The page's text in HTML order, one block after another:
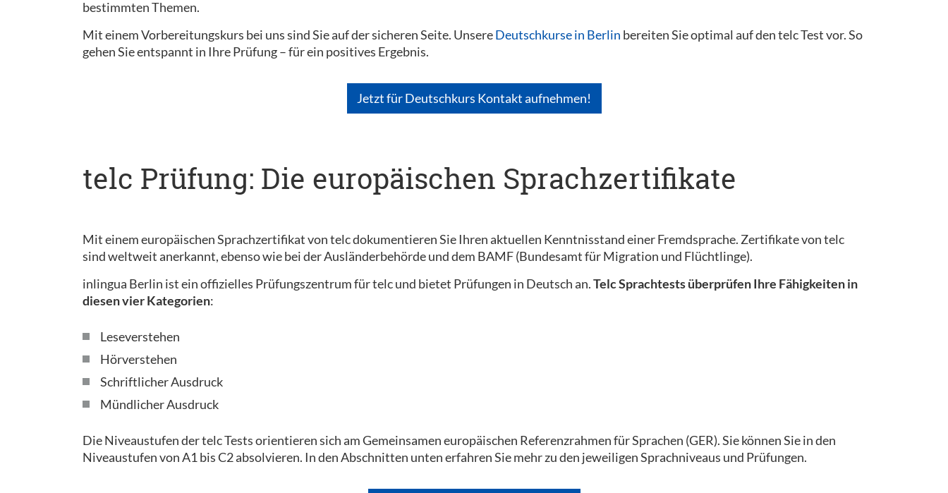
bestimmten Themen.
Mit einem Vorbereitungskurs bei uns sind Sie auf der sicheren Seite. UnsereDeutschkurse in Berlin bereiten Sie optimal auf den telc Test vor. So
gehen Sie entspannt in Ihre Prüfung – für ein positives Ergebnis.
Jetzt für Deutschkurs Kontakt aufnehmen!
telc Prüfung: Die europäischen Sprachzertifikate
Mit einem europäischen Sprachzertifikat von telc dokumentieren Sie Ihren aktuellen Kenntnisstand einer Fremdsprache. Zertifikate von telc
sind weltweit anerkannt, ebenso wie bei der Ausländerbehörde und dem BAMF (Bundesamt für Migration und Flüchtlinge).
inlingua Berlin ist ein offizielles Prüfungszentrum für telc und bietet Prüfungen in Deutsch an.Telc Sprachtests überprüfen Ihre Fähigkeiten in
diesen vier Kategorien:
Leseverstehen
Hörverstehen
Schriftlicher Ausdruck
Mündlicher Ausdruck
Die Niveaustufen der telc Tests orientieren sich am Gemeinsamen europäischen Referenzrahmen für Sprachen (GER). Sie können Sie in den
Niveaustufen von A1 bis C2 absolvieren. In den Abschnitten unten erfahren Sie mehr zu den jeweiligen Sprachniveaus und Prüfungen.